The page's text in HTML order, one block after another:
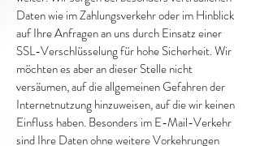
Daten wie im Zahlungsverkehr oder im Hinblick
auf Ihre Anfragen an uns durch Einsatz einer
SSL-Verschlüsselung für hohe Sicherheit. Wir
möchten es aber an dieser Stelle nicht
versäumen, auf die allgemeinen Gefahren der
Internetnutzung hinzuweisen, auf die wir keinen
Einfluss haben. Besonders im E-Mail-Verkehr
sind Ihre Daten ohne weitere Vorkehrungen